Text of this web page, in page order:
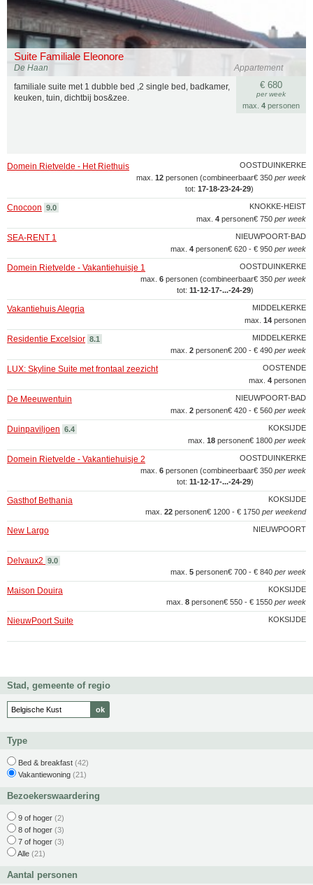
Suite Familiale Eleonore
Appartement
De Haan
€ 680
per week
max. 4 personen
familiale suite met 1 dubble bed ,2 single bed, badkamer,
keuken, tuin, dichtbij bos&zee.
OOSTDUINKERKE
Domein Rietvelde - Het Riethuis
€ 350 per week
max. 12 personen (combineerbaar
tot: 17‑18‑23‑24‑29)
KNOKKE-HEIST
Cnocoon 9.0
€ 750 per week
max. 4 personen
NIEUWPOORT-BAD
SEA-RENT 1
€ 620 - € 950 per week
max. 4 personen
OOSTDUINKERKE
Domein Rietvelde - Vakantiehuisje 1
€ 350 per week
max. 6 personen (combineerbaar
tot: 11‑12‑17‑...‑24‑29)
MIDDELKERKE
Vakantiehuis Alegria
max. 14 personen
MIDDELKERKE
Residentie Excelsior 8.1
€ 200 - € 490 per week
max. 2 personen
OOSTENDE
LUX: Skyline Suite met frontaal zeezicht
max. 4 personen
NIEUWPOORT-BAD
De Meeuwentuin
€ 420 - € 560 per week
max. 2 personen
KOKSIJDE
Duinpaviljoen 6.4
€ 1800 per week
max. 18 personen
OOSTDUINKERKE
Domein Rietvelde - Vakantiehuisje 2
€ 350 per week
max. 6 personen (combineerbaar
tot: 11‑12‑17‑...‑24‑29)
KOKSIJDE
Gasthof Bethania
€ 1200 - € 1750 per weekend
max. 22 personen
NIEUWPOORT
New Largo
Delvaux2 9.0
€ 700 - € 840 per week
max. 5 personen
KOKSIJDE
Maison Douira
€ 550 - € 1550 per week
max. 8 personen
KOKSIJDE
NieuwPoort Suite
Stad, gemeente of regio
Type
Bed & breakfast (42)
Vakantiewoning (21)
Bezoekerswaardering
9 of hoger (2)
8 of hoger (3)
7 of hoger (3)
Alle (21)
Aantal personen